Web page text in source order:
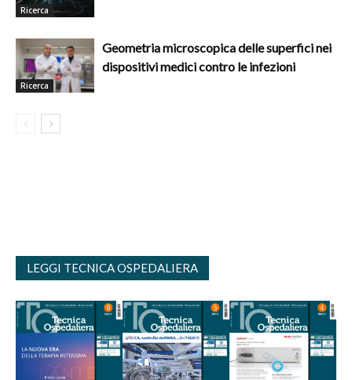
Ricerca
Ricerca
Geometria microscopica delle superfici nei
dispositivi medici contro le infezioni
LEGGI TECNICA OSPEDALIERA